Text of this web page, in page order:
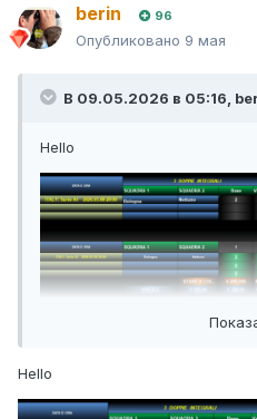
berin 96
Опубликовано 9 мая
В 09.05.2026 в 05:16,
Hello
Hello